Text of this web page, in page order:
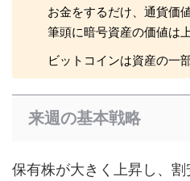
お金をするだけ、通貨価
筆頭に暗号資産の価値は
ビットコインは資産の一
来週の基本戦略
保有株が大きく上昇し、